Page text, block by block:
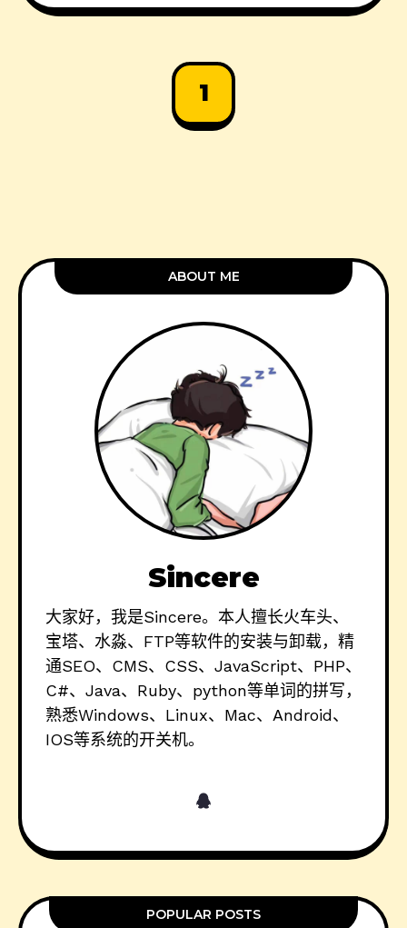
1
ABOUT ME
Sincere
大家好，我是Sincere。本人擅长火车头、
宝塔、水淼、FTP等软件的安装与卸载，精
通SEO、CMS、CSS、JavaScript、PHP、
C#、Java、Ruby、python等单词的拼写，
熟悉Windows、Linux、Mac、Android、
IOS等系统的开关机。
POPULAR POSTS